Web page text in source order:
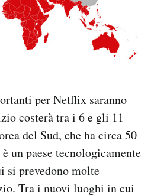
per Netflix saranno
costerà tra i 6 e gli 11
del Sud, che ha circa 50
un paese tecnologicamente
si prevedono molte
Tra i nuovi luoghi in cui